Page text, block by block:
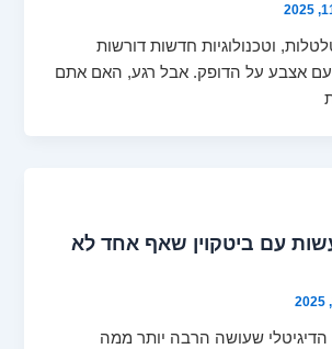
וטכנולוגיות חדשות דורשות
עם אצבע על הדופק. אבל רגע, האם אתם
עם ביטקוין שאף אחד לא
הדיגיטלי שעושה הרבה יותר ממה